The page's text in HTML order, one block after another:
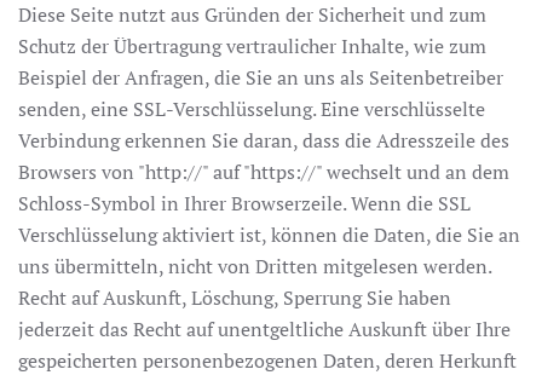
Diese Seite nutzt aus Gründen der Sicherheit und zum
Schutz der Übertragung vertraulicher Inhalte, wie zum
Beispiel der Anfragen, die Sie an uns als Seitenbetreiber
senden, eine SSL-Verschlüsselung. Eine verschlüsselte
Verbindung erkennen Sie daran, dass die Adresszeile des
Browsers von "http://" auf "https://" wechselt und an dem
Schloss-Symbol in Ihrer Browserzeile. Wenn die SSL
Verschlüsselung aktiviert ist, können die Daten, die Sie an
uns übermitteln, nicht von Dritten mitgelesen werden.
Recht auf Auskunft, Löschung, Sperrung Sie haben
jederzeit das Recht auf unentgeltliche Auskunft über Ihre
gespeicherten personenbezogenen Daten, deren Herkunft